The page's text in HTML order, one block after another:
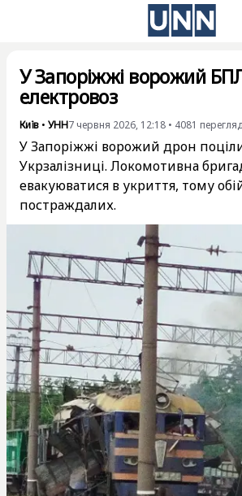
У Запоріжжі ворожий
електровоз
Київ • УНН7 червня 2026, 12:18 • 4081
У Запоріжжі ворожий дрон
Укрзалізниці. Локомотивна
евакуюватися в укриття, тому
постраждалих.